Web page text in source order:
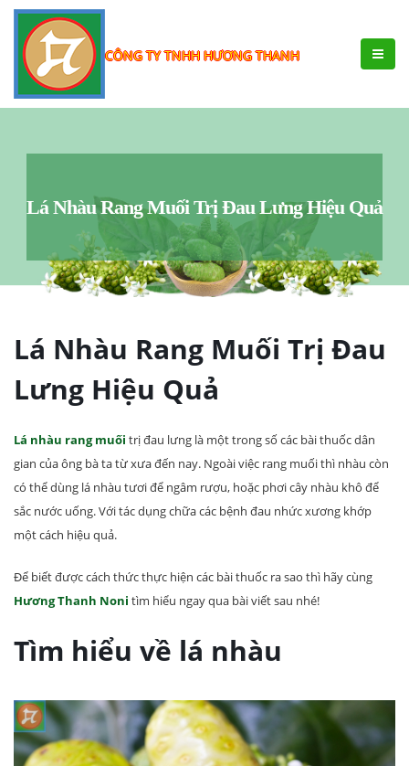
CÔNG TY TNHH HƯƠNG THANH
Lá Nhàu Rang Muối Trị Đau Lưng Hiệu Quả
Lá Nhàu Rang Muối Trị Đau
Lưng Hiệu Quả
Lá nhàu rang muối trị đau lưng là một trong số các bài thuốc dân
gian của ông bà ta từ xưa đến nay. Ngoài việc rang muối thì nhàu còn
có thể dùng lá nhàu tươi để ngâm rượu, hoặc phơi cây nhàu khô để
sắc nước uống. Với tác dụng chữa các bệnh đau nhức xương khớp
một cách hiệu quả.
Để biết được cách thức thực hiện các bài thuốc ra sao thì hãy cùng
Hương Thanh Noni tìm hiểu ngay qua bài viết sau nhé!
Tìm hiểu về lá nhàu